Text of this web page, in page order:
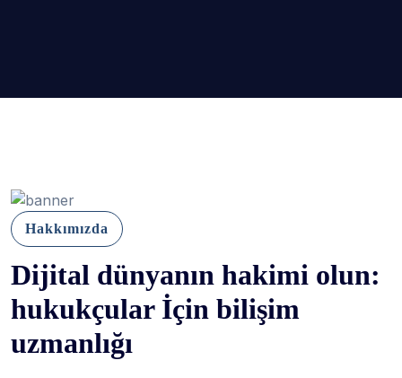
Hakkımızda
Dijital dünyanın hakimi olun:
hukukçular İçin bilişim
uzmanlığı